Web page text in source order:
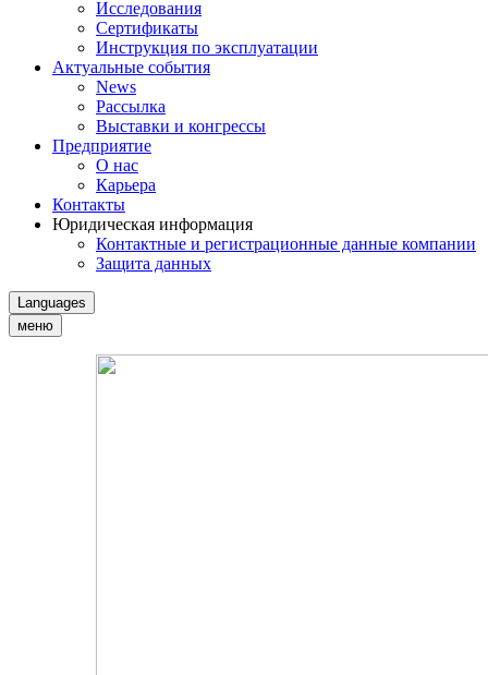
Исследования
Сертификаты
Инструкция по эксплуатации
Актуальные события
News
Рассылка
Выставки и конгрессы
Предприятие
О нас
Карьера
Контакты
Юридическая информация
Контактные и регистрационные данные компании
Защита данных
Languages
меню